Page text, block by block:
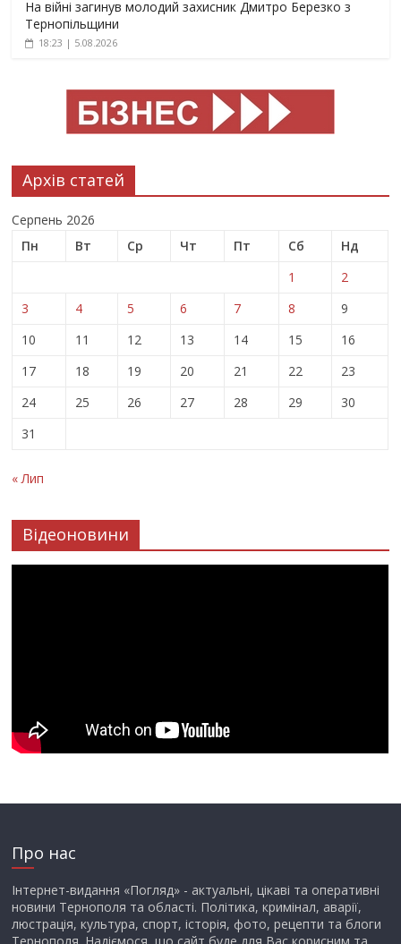
На війні загинув молодий захисник Дмитро Березко з
Тернопільщини
18:23 | 5.08.2026
Архів статей
Серпень 2026
Пн
Вт Ср Чт Пт Сб
Нд
1
2
3
4 5 6 7 8
9
10
11 12 13 14 15
16
17
18 19 20 21 22
23
24
25 26 27 28 29
30
31
« Лип
Відеоновини
Про нас
Інтернет-видання «Погляд» - актуальні, цікаві та оперативні
новини Тернополя та області. Політика, кримінал, аварії,
люстрація, культура, спорт, історія, фото, рецепти та блоги
Тернополя. Надіємося, що сайт буде для Вас корисним та